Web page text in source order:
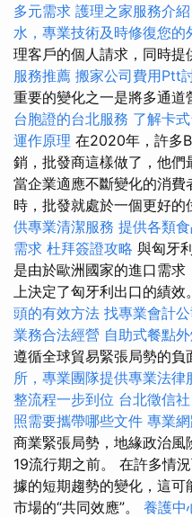
多元需求 護理之家服務介
水，專業技術及時修復您的
理客戶的個人請求，同時提
服務推薦 搬家公司費用Ptt
重要的變化之一是將多通道
台胞證的台北服務 了解卡
運作原理 在2020年，許多
銷，批發商這樣做了，他們
當企業適應不斷變化的消
時，批發就處於一個更好的
供專業清潔服務 提供各類
需求 杜拜簽證攻略 與匈牙
是由於歐洲國家的進口需
上決定了匈牙利出口的績效
頭的有效方法 找專業會計
業務合法經營 自助式餐點
遵循全球貿易緊張局勢的負
所，專業團隊提供專業法律
整流程一步到位 台北徵信
照需要攜帶哪些文件 專業
商業緊張局勢，地緣政治
19流行期之前。 在許多情
據的短期趨勢的變化，這
市場的“共同效應”。 養護中